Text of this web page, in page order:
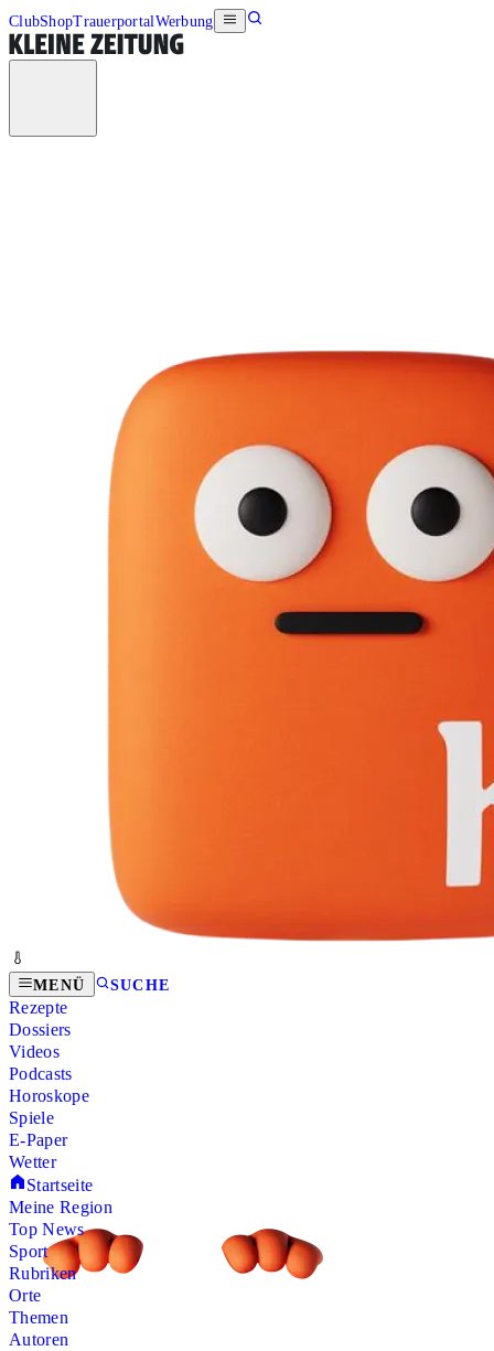
ClubShopTrauerportalWerbung
MENÜ SUCHE
Rezepte
Dossiers
Videos
Podcasts
Horoskope
Spiele
E-Paper
Wetter
Startseite
Meine Region
Top News
Sport
Rubriken
Orte
Themen
Autoren